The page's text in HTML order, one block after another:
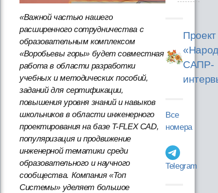
«Важной частью нашего
расширенного сотрудничества с
образовательным комплексом
«Воробьевы горы» будет совместная
работа в области разработки
учебных и методических пособий,
заданий для сертификации,
повышения уровня знаний и навыков
школьников в области инженерного
проектирования на базе T-FLEX CAD,
популяризация и продвижение
инженерной тематики среди
образовательного и научного
сообщества. Компания «Топ
Системы» уделяет большое
Проект
САПР-
Все
номера
Telegram